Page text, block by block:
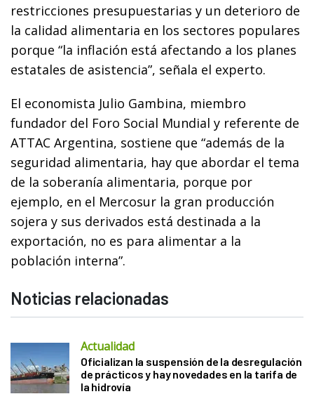
restricciones presupuestarias y un deterioro de
la calidad alimentaria en los sectores populares
porque “la inflación está afectando a los planes
estatales de asistencia”, señala el experto.
El economista Julio Gambina, miembro
fundador del Foro Social Mundial y referente de
ATTAC Argentina, sostiene que “además de la
seguridad alimentaria, hay que abordar el tema
de la soberanía alimentaria, porque por
ejemplo, en el Mercosur la gran producción
sojera y sus derivados está destinada a la
exportación, no es para alimentar a la
población interna”.
Noticias relacionadas
Actualidad
Oficializan la suspensión de la desregulación
de prácticos y hay novedades en la tarifa de
la hidrovía